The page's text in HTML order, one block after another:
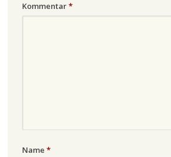
Kommentar*
Name *